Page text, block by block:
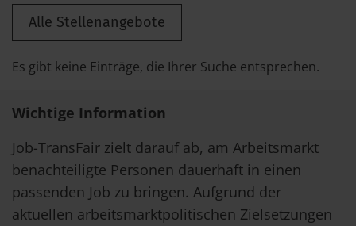
Alle Stellenangebote
Es gibt keine Einträge, die Ihrer Suche entsprechen.
Wichtige Information
Job-TransFair zielt darauf ab, am Arbeitsmarkt
benachteiligte Personen dauerhaft in einen
passenden Job zu bringen. Aufgrund der
aktuellen arbeitsmarktpolitischen Zielsetzungen
FAIRmittlung
Ergebnisse
Geschichte
News
Newsletter
Standorte
Zeiterfassung